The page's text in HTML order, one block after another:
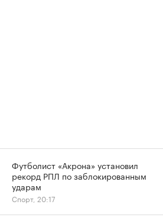
Футболист «Акрона» установил
рекорд РПЛ по заблокированным
ударам
Спорт, 20:17